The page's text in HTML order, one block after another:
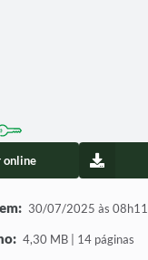
online
30/07/2025 às 08h11
4,30 MB | 14 páginas